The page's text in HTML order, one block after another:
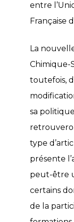
entre
Française
La
Chimique-
toutefois,
sa
type
présente
peut-être
certains
de la